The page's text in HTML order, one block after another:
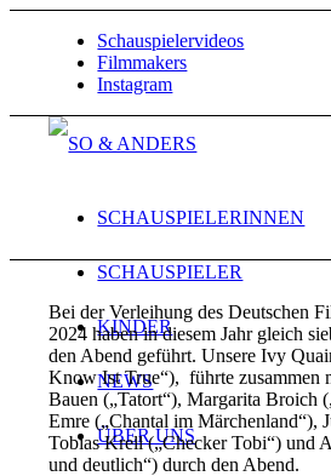
Schauspielervideos
Filmmakers
Instagram
SCHAUSPIELERINNEN
SCHAUSPIELER
KINDER
NEWS
ÜBER UNS
Bei der Verleihung des Deutschen
2024 haben in diesem Jahr gleich
den Abend geführt. Unsere Ivy
Know Ist True“), führte zusammen
Bauen („Tatort“), Margarita Broich
Emre („Chantal im Märchenland“),
Tobias Krell („Checker Tobi“) und
und deutlich“) durch den Abend.